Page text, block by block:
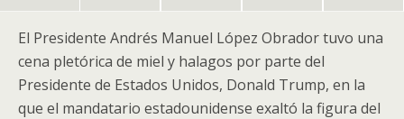
El Presidente Andrés Manuel López Obrador tuvo una
cena pletórica de miel y halagos por parte del
Presidente de Estados Unidos, Donald Trump, en la
que el mandatario estadounidense exaltó la figura del